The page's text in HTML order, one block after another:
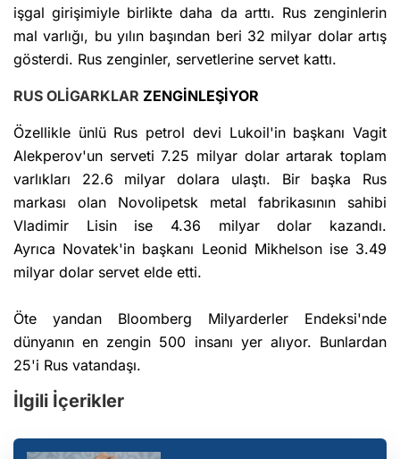
işgal girişimiyle birlikte daha da arttı. Rus zenginlerin
mal varlığı, bu yılın başından beri 32 milyar dolar artış
gösterdi. Rus zenginler, servetlerine servet kattı.
RUS OLİGARKLAR ZENGİNLEŞİYOR
Özellikle ünlü Rus petrol devi Lukoil'in başkanı Vagit
Alekperov'un serveti 7.25 milyar dolar artarak toplam
varlıkları 22.6 milyar dolara ulaştı. Bir başka Rus
markası olan Novolipetsk metal fabrikasının sahibi
Vladimir Lisin ise 4.36 milyar dolar kazandı.
Ayrıca Novatek'in başkanı Leonid Mikhelson ise 3.49
milyar dolar servet elde etti.
Öte yandan Bloomberg Milyarderler Endeksi'nde
dünyanın en zengin 500 insanı yer alıyor. Bunlardan
25'i Rus vatandaşı.
İlgili İçerikler